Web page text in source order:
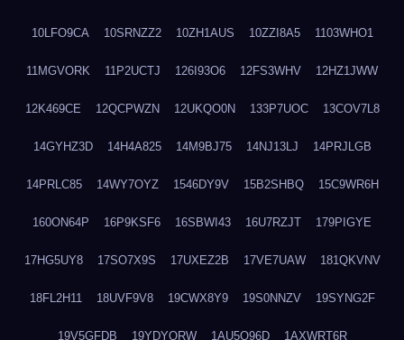
10LFO9CA 10SRNZZ2 10ZH1AUS 10ZZI8A5 1103WHO1
11MGVORK 11P2UCTJ 126I93O6 12FS3WHV 12HZ1JWW
12K469CE 12QCPWZN 12UKQO0N 133P7UOC 13COV7L8
14GYHZ3D 14H4A825 14M9BJ75 14NJ13LJ 14PRJLGB
14PRLC85 14WY7OYZ 1546DY9V 15B2SHBQ 15C9WR6H
160ON64P 16P9KSF6 16SBWI43 16U7RZJT 179PIGYE
17HG5UY8 17SO7X9S 17UXEZ2B 17VE7UAW 181QKVNV
18FL2H11 18UVF9V8 19CWX8Y9 19S0NNZV 19SYNG2F
19V5GFDB 19YDYQRW 1AU5Q96D 1AXWRT6R